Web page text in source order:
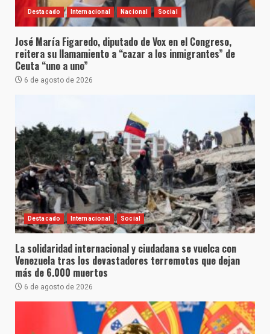
Destacado Internacional Nacional Social
José María Figaredo, diputado de Vox en el Congreso,
reitera su llamamiento a “cazar a los inmigrantes” de
Ceuta “uno a uno”
6 de agosto de 2026
Destacado Internacional Social
La solidaridad internacional y ciudadana se vuelca con
Venezuela tras los devastadores terremotos que dejan
más de 6.000 muertos
6 de agosto de 2026